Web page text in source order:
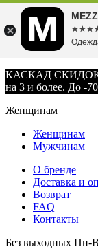
КАСКАД СКИДОК! -
на 3 и более. До -
Женщинам
Женщинам
Мужчинам
О бренде
Доставка и
Возврат
FAQ
Контакты
Без выходных Пн-